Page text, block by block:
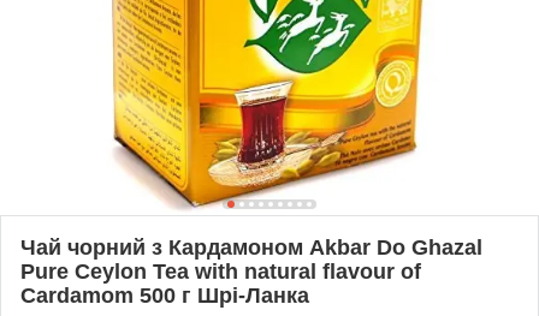
Чай чорний з Кардамоном Akbar Do Ghazal
Pure Ceylon Tea with natural flavour of
Cardamom 500 г Шрі-Ланка